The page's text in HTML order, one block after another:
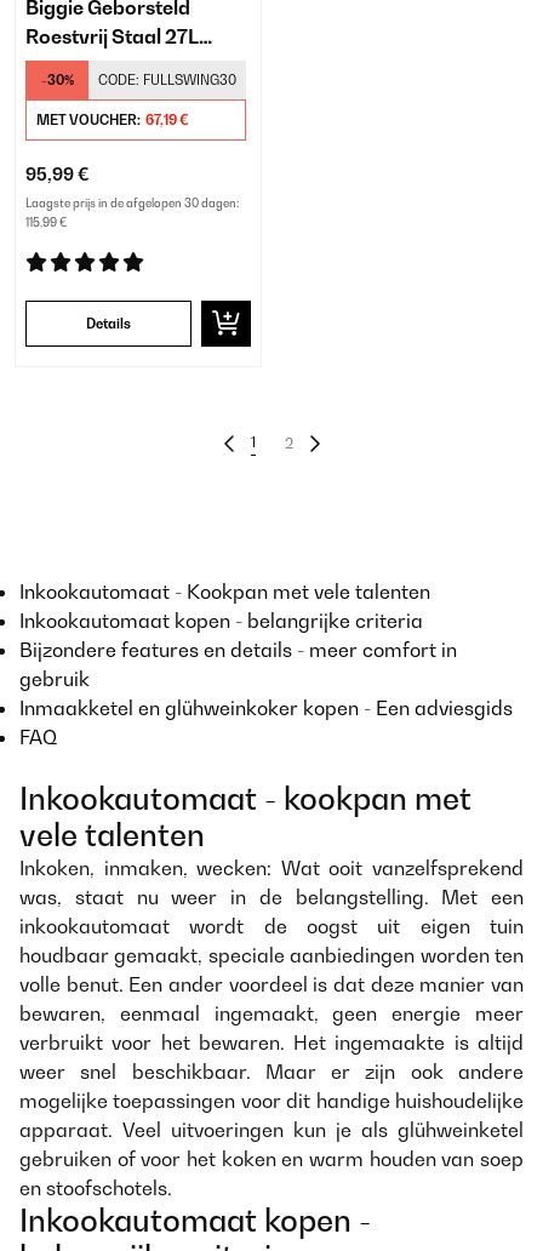
Biggie Geborsteld
Roestvrij Staal 27L
Inmaakketel Zilver
-30% CODE: FULLSWING30
MET VOUCHER: 67,19 €
95,99 €
Laagste prijs in de afgelopen 30 dagen:
115,99 €
Details
1 2
Inkookautomaat - Kookpan met vele talenten
Inkookautomaat kopen - belangrijke criteria
Bijzondere features en details - meer comfort in
gebruik
Inmaakketel en glühweinkoker kopen - Een adviesgids
FAQ
Inkookautomaat - kookpan met
vele talenten
Inkoken, inmaken, wecken: Wat ooit vanzelfsprekend
was, staat nu weer in de belangstelling. Met een
inkookautomaat wordt de oogst uit eigen tuin
houdbaar gemaakt, speciale aanbiedingen worden ten
volle benut. Een ander voordeel is dat deze manier van
bewaren, eenmaal ingemaakt, geen energie meer
verbruikt voor het bewaren. Het ingemaakte is altijd
weer snel beschikbaar. Maar er zijn ook andere
mogelijke toepassingen voor dit handige huishoudelijke
apparaat. Veel uitvoeringen kun je als glühweinketel
gebruiken of voor het koken en warm houden van soep
en stoofschotels.
Inkookautomaat kopen -